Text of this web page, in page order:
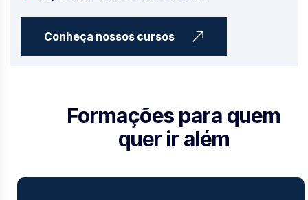
Conheça nossos cursos
Formações para quem
quer ir além